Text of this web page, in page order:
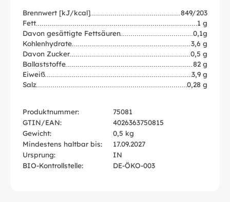
Brennwert [kJ/kcal]
849/203
Fett
1 g
Davon gesättigte Fettsäuren
0,1g
Kohlenhydrate
3,6 g
Davon Zucker
0,5 g
Ballaststoffe
82 g
Eiweiß
3,9 g
Salz
0,28 g
Produktnummer:
75081
GTIN/EAN:
4026363750815
Gewicht:
0,5 kg
Mindestens haltbar bis:
17.09.2027
Ursprung:
IN
BIO-Kontrollstelle:
DE-ÖKO-003